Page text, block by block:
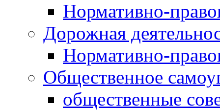
Нормативно-
Дорожная
Нормативно-
Общественное
общественные